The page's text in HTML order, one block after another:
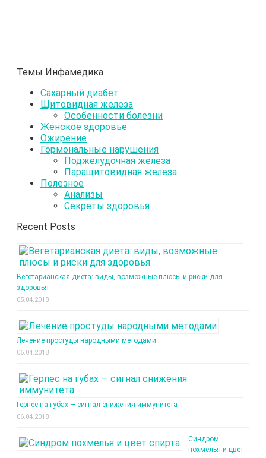
Темы Инфамедика
Сахарный диабет
Щитовидная железа
Особенности болезни
Женское здоровье
Ожирение
Гормональные нарушения
Поджелудочная железа
Паращитовидная железа
Полезное
Анализы
Секреты здоровья
Recent Posts
Вегетарианская диета: виды, возможные плюсы и риски для
здоровья
05.04.2018
Лечение простуды народными методами
06.04.2018
Герпес на губах — сигнал снижения иммунитета
06.04.2018
Синдром
похмелья и цвет